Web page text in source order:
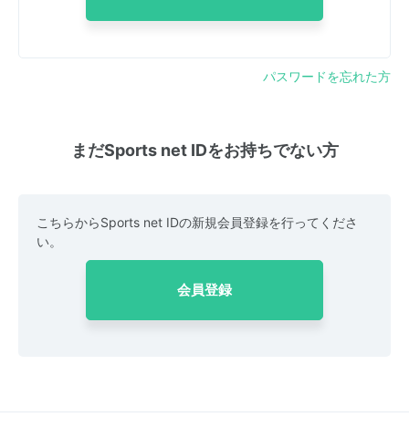
パスワードを忘れた方
まだSports net IDをお持ちでない方
こちらからSports net IDの新規会員登録を行ってくださ
い。
会員登録